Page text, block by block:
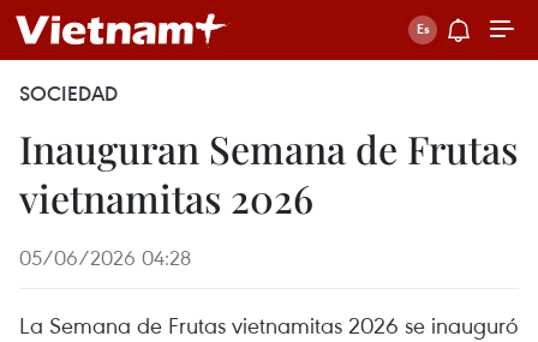
SOCIEDAD
Inauguran Semana de Frutas
vietnamitas 2026
05/06/2026 04:28
La Semana de Frutas vietnamitas 2026 se inauguró